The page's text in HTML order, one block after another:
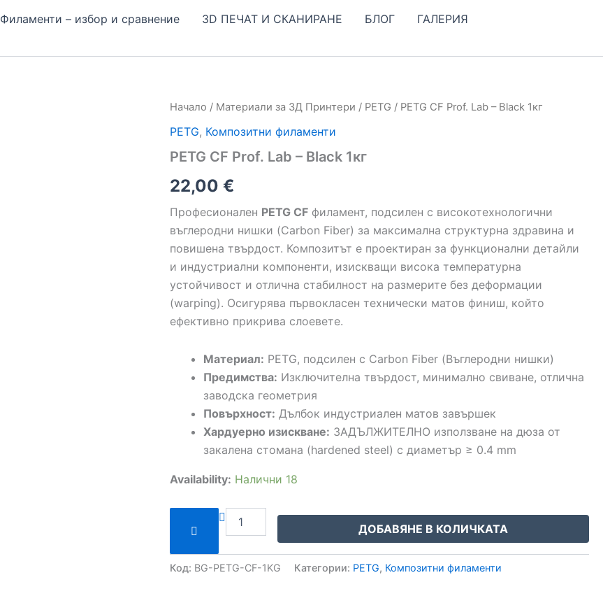
Филаменти – избор и сравнение 3D ПЕЧАТ И СКАНИРАНЕ БЛОГ
ГАЛЕРИЯ
Начало / Материали за 3Д Принтери / PETG / PETG CF Prof. Lab – Black 1кг
PETG, Композитни филаменти
PETG CF Prof. Lab – Black 1кг
22,00€
Професионален PETG CF филамент, подсилен с високотехнологични
въглеродни нишки (Carbon Fiber) за максимална структурна здравина и
повишена твърдост. Композитът е проектиран за функционални детайли
и индустриални компоненти, изискващи висока температурна
устойчивост и отлична стабилност на размерите без деформации
(warping). Осигурява първокласен технически матов финиш, който
ефективно прикрива слоевете.
Материал: PETG, подсилен с Carbon Fiber (Въглеродни нишки)
Предимства: Изключителна твърдост, минимално свиване, отлична
заводска геометрия
Повърхност: Дълбок индустриален матов завършек
Хардуерно изискване: ЗАДЪЛЖИТЕЛНО използване на дюза от
закалена стомана (hardened steel) с диаметър ≥ 0.4 mm
Availability: Налични 18
количество
PETG
Prof.
–
1кг
ДОБАВЯНЕ В КОЛИЧКАТА
Код: BG-PETG-CF-1KG Категории: PETG, Композитни филаменти